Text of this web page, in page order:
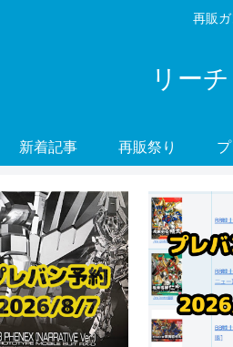
再販
リー
新着記事 再販祭り